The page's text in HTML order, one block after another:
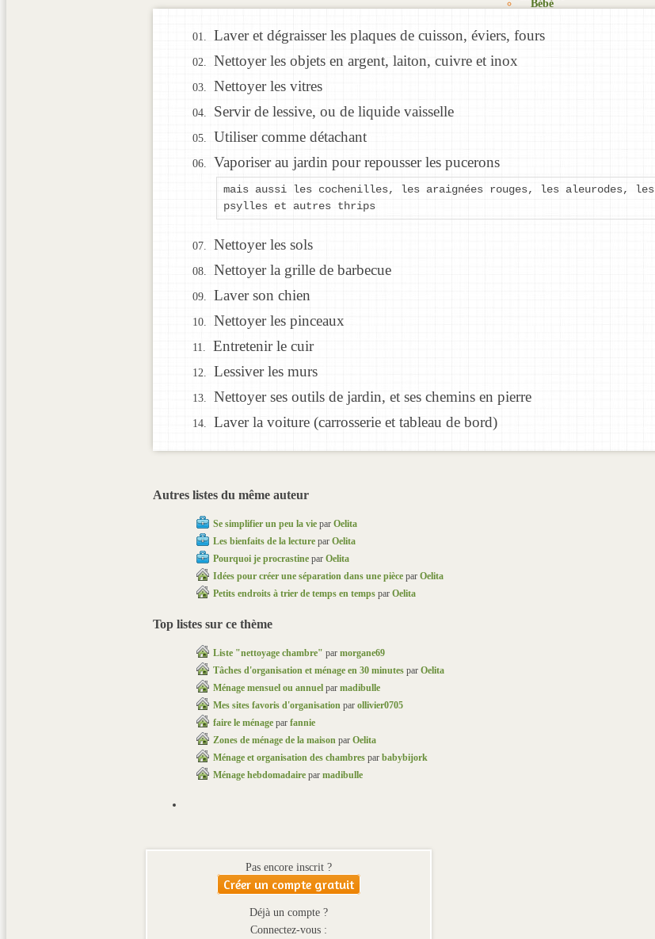
Bébé
Fêtes
Zénitude
liste
Blog
de
Laver et dégraisser les plaques de cuisson, éviers, fours
Nettoyer les objets en argent, laiton, cuivre et inox
Nettoyer les vitres
Servir de lessive, ou de liquide vaisselle
Utiliser comme détachant
Vaporiser au jardin pour repousser les pucerons
mais aussi les cochenilles, les araignées rouges, les aleurodes, les
psylles et autres thrips
Nettoyer les sols
Nettoyer la grille de barbecue
Laver son chien
Nettoyer les pinceaux
Entretenir le cuir
Lessiver les murs
Nettoyer ses outils de jardin, et ses chemins en pierre
Laver la voiture (carrosserie et tableau de bord)
Autres listes du même auteur
Se simplifier un peu la viepar Oelita
Les bienfaits de la lecturepar Oelita
Pourquoi je procrastinepar Oelita
Idées pour créer une séparation dans une piècepar Oelita
Petits endroits à trier de temps en tempspar Oelita
Top listes sur ce thème
Liste "nettoyage chambre" par morgane69
Tâches d'organisation et ménage en 30 minutespar Oelita
Ménage mensuel ou annuelpar madibulle
Mes sites favoris d'organisationpar ollivier0705
faire le ménagepar fannie
Zones de ménage de la maisonpar Oelita
Ménage et organisation des chambrespar babybijork
Ménage hebdomadairepar madibulle
Pas encore inscrit ?
Créer un compte gratuit
Déjà un compte ?
Connectez-vous :